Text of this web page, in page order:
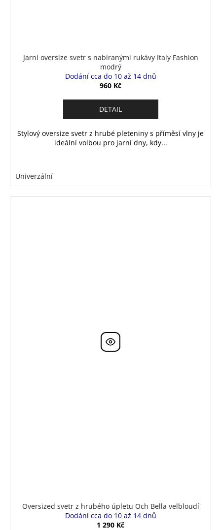
Jarní oversize svetr s nabíranými rukávy Italy Fashion
modrý
Dodání cca do 10 až 14 dnů
960 Kč
DETAIL
Stylový oversize svetr z hrubé pleteniny s příměsí vlny je
ideální volbou pro jarní dny, kdy...
Univerzální
Oversized svetr z hrubého úpletu Och Bella velbloudí
Dodání cca do 10 až 14 dnů
1 290 Kč